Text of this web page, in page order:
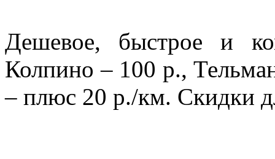
Дешевое, быстрое и
Колпино – 100 р.,
– плюс 20 р./км. Скидки